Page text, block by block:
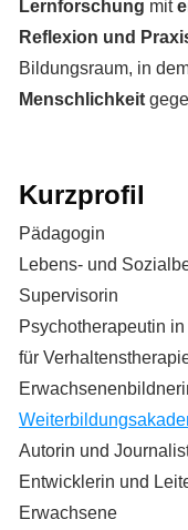
Lernforschung mit
Reflexion und
Bildungsraum, in
Menschlichkeit
Kurzprofil
Pädagogin
Lebens- und
Supervisorin
Psychotherapeutin
für
Autorin und
Entwicklerin und
Erwachsene